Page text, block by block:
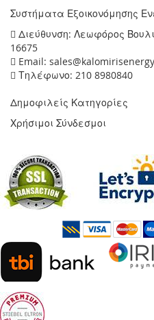
Συστήματα Εξοικονόμησης
Διεύθυνση: Λεωφόρος
16675
Email:
Τηλέφωνο: 210 8980840
Δημοφιλείς Κατηγορίες
Χρήσιμοι Σύνδεσμοι